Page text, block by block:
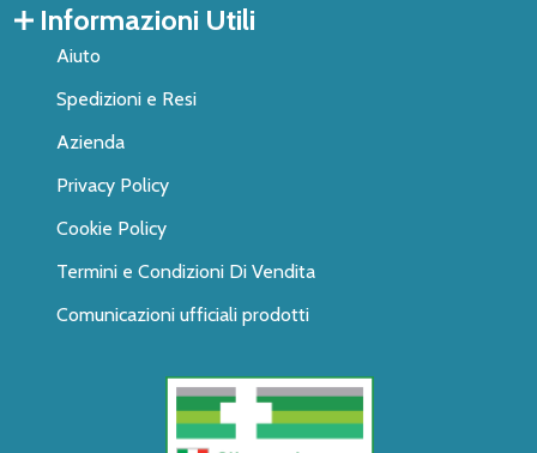
Informazioni Utili
Aiuto
Spedizioni e Resi
Azienda
Privacy Policy
Cookie Policy
Termini e Condizioni Di Vendita
Comunicazioni ufficiali prodotti